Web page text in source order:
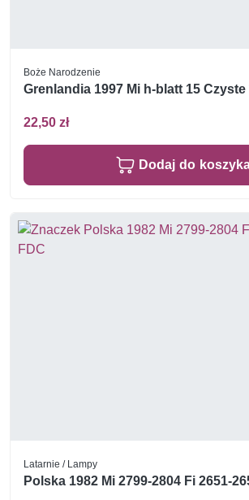
Boże Narodzenie
Grenlandia 1997 Mi h-blatt 15 Czyste
22,50 zł
Dodaj do
Latarnie / Lampy
Polska 1982 Mi 2799-2804 Fi 2651-